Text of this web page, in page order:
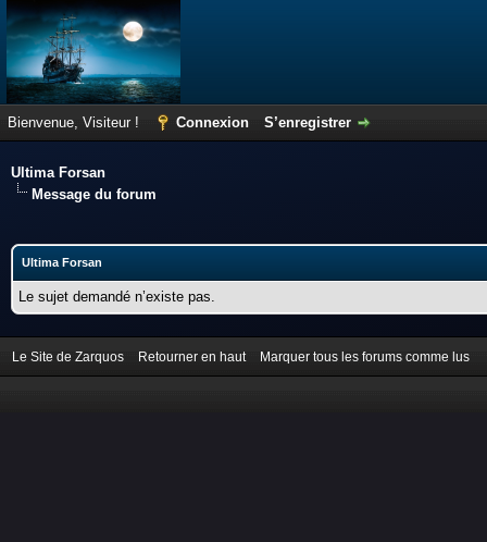
Bienvenue, Visiteur ! Connexion S’enregistrer
Ultima Forsan
Message du forum
Ultima Forsan
Le sujet demandé n’existe pas.
Le Site de Zarquos Retourner en haut Marquer tous les forums comme lus